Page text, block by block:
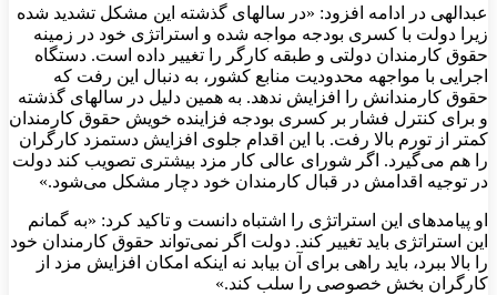
عبدالهی در ادامه افزود: «در سالهای گذشته این مشکل تشدید شده
زیرا دولت با کسری بودجه مواجه شده و استراتژی خود در زمینه
حقوق کارمندان دولتی و طبقه کارگر را تغییر داده است. دستگاه
اجرایی با مواجهه محدودیت منابع کشور، به دنبال این رفت که
حقوق کارمندانش را افزایش ندهد. به همین دلیل در سالهای گذشته
و برای کنترل فشار بر کسری بودجه فزاینده خویش حقوق کارمندان
کمتر از تورم بالا رفت. با این اقدام جلوی افزایش دستمزد کارگران
را هم می‌گیرد. اگر شورای عالی کار مزد بیشتری تصویب کند دولت
در توجیه اقدامش در قبال کارمندان خود دچار مشکل می‌شود.»
او پیامدهای این استراتژی را اشتباه دانست و تاکید کرد: «به گمانم
این استراتژی باید تغییر کند. دولت اگر نمی‌تواند حقوق کارمندان خود
را بالا ببرد، باید راهی برای آن بیابد نه اینکه امکان افزایش مزد از
کارگران بخش خصوصی را سلب کند.»